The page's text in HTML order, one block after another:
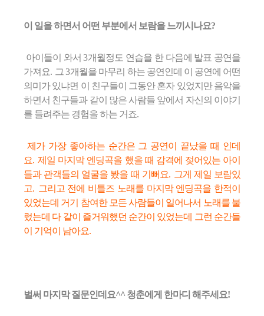
이 일을 하면서 어떤 부분에서 보람을 느끼시나요?
아이들이 와서3개월정도 연습을 한 다음에 발표 공연을
가져요. 그3개월을 마무리 하는 공연인데 이 공연에 어떤
의미가 있냐면 이 친구들이 그동안 혼자 있었지만 음악을
하면서 친구들과 같이 많은 사람들 앞에서 자신의 이야기
를 들려주는 경험을 하는 거죠.
제가 가장 좋아하는 순간은 그 공연이 끝났을 때 인데
요.제일 마지막 엔딩곡을 했을 때 감격에 젖어있는 아이
들과 관객들의 얼굴을 봤을 때 기뻐요. 그게 제일 보람있
고. 그리고 전에 비틀즈 노래를 마지막 엔딩곡을 한적이
있었는데 거기 참여한 모든 사람들이 일어나서 노래를 불
렀는데 다 같이 즐거워했던 순간이 있었는데 그런 순간들
이 기억이 남아요.
벌써 마지막 질문인데요^^ 청춘에게 한마디 해주세요!